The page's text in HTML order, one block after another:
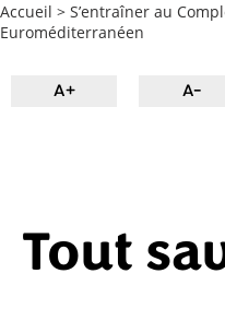
Accueil > S’entraîner au
Euroméditerranéen
A+ A-
Tout